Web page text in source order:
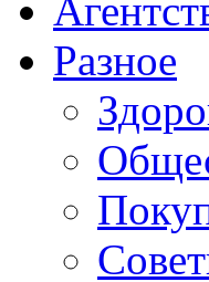
Разное